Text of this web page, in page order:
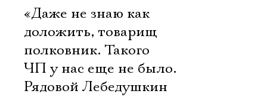
«Даже не знаю как
доложить, товарищ
полковник. Такого
ЧП у нас еще не было.
Рядовой Лебедушкин